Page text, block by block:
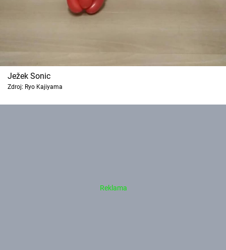
Ježek Sonic
Zdroj: Ryo Kajiyama